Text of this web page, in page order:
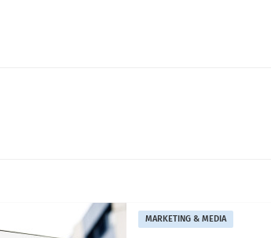
MARKETING & MEDIA